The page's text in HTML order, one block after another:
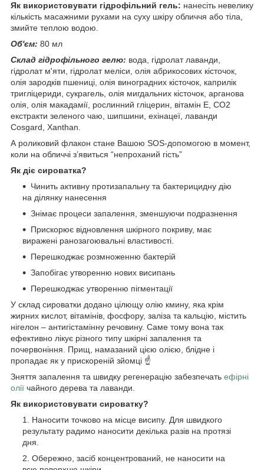
Як використовувати гідрофільний гель: нанесіть невелику
кількість масажними рухами на суху шкіру обличчя або тіла,
змийте теплою водою.
Об'єм: 80 мл
Склад гідрофільного гелю: вода, гідролат лаванди,
гідролат м'яти, гідролат меліси, олія абрикосових кісточок,
олія зародків пшениці, олія виноградних кісточок, каприлік
тригліцериди, сукрагель, олія мигдальних кісточок, арганова
олія, олія макадамії, рослинний гліцерин, вітамін Е, СО2
екстракти зеленого чаю, шипшини, ехінацеї, лаванди
Cosgard, Xanthan.
А роликовий флакон стане Вашою SOS-допомогою в момент,
коли на обличчі з’явиться “непроханий гість”
Як діє сироватка?
Чинить активну протизапальну та бактерицидну дію
на ділянку нанесення
Знімає процеси запалення, зменшуючи подразнення
Прискорює відновлення шкірного покриву, має
виражені ранозагоювальні властивості.
Перешкоджає розмноженню бактерій
Запобігає утворенню нових висипань
Перешкоджає утворенню пігментації
У склад сироватки додано цілющу олію кмину, яка крім
жирних кислот, вітамінів, фосфору, заліза та кальцію, містить
нігелон – антигістамінну речовину. Саме тому вона так
ефективно лікує різного типу шкірні запалення та
почервоніння. Прищ, намазаний цією олією, блідне і
пропадає як у прискореній зйомці ☝️
Зняття запалення та швидку регенерацію забезпечать ефірні
олії чайного дерева та лаванди.
Як використовувати сироватку?
Наносити точково на місце висипу. Для швидкого
результату радимо наносити декілька разів на протязі
дня.
Обережно, засіб концентрований, не наносити на